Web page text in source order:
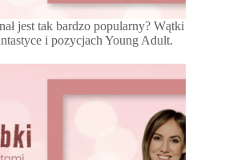
jest tak bardzo popularny? Wątki
i pozycjach Young Adult.